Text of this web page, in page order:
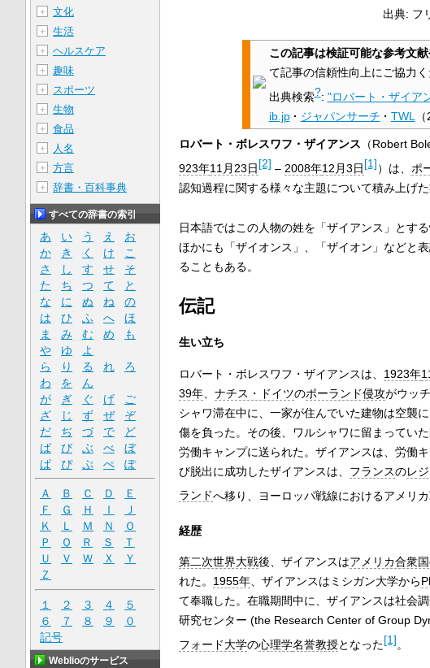
出典: フ
この記事は検証可能な参考文
て記事の信頼性向上にご協力く
出典検索?: "ロバート・ザイア
ib.jp · ジャパンサーチ · TWL （
ロバート・ボレスワフ・ザイアンス （Robert
923年11月23日[2] – 2008年12月3日[1]）は、 ポ
認知過程に関する様々な主題について積み上げ
日本語ではこの人物の姓を「ザイアンス」とす
ほかにも「ザイオンス」、「ザイオン」などと
ることもある。
伝記
生い立ち
ロバート・ボレスワフ・ザイアンスは、 1923年
39年、 ナチス・ドイツのポーランド侵攻がウッ
シャワ滞在中に、一家が住んでいた建物は空襲
傷を負った。その後、ワルシャワに留まってい
労働キャンプに送られた。ザイアンスは、労働
び脱出に成功したザイアンスは、 フランスのレ
ランドへ移り、ヨーロッパ戦線におけるアメリ
経歴
第二次世界大戦後、ザイアンスはアメリカ合衆国
れた。 1955年、ザイアンスはミシガン大学から
て奉職した。在職期間中に、ザイアンスは社会
研究センター (the Research Center of Group
フォード大学の心理学名誉教授となった[1]。
＋ 文化
＋ 生活
＋ ヘルスケア
＋ 趣味
＋ スポーツ
＋ 生物
＋ 食品
＋ 人名
＋ 方言
＋ 辞書・百科事典
すべての辞書の索引
あ い う え
お
か
き く け
こ
さ
し す せ
そ
た
ち つ て
と
な
に ぬ ね
の
は
ひ ふ へ
ほ
ま
み む め
も
や
ゆ
よ
ら
り る れ
ろ
わ
を
ん
が
ぎ ぐ げ
ご
ざ
じ ず ぜ
ぞ
だ
ぢ づ で
ど
ば
び ぶ べ
ぼ
ぱ
ぴ ぷ ぺ ぽ
Ａ Ｂ Ｃ Ｄ
Ｅ
Ｆ
Ｇ Ｈ Ｉ
Ｊ
Ｋ
Ｌ Ｍ Ｎ
Ｏ
Ｐ
Ｑ Ｒ Ｓ
Ｔ
Ｕ
Ｖ Ｗ Ｘ
Ｙ
Ｚ
１ ２ ３ ４
５
６
７ ８ ９
０
記号
Weblioのサービス